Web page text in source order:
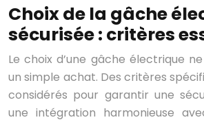
Choix de la gâche
sécurisée : critères
Le choix d’une gâche électrique
un simple achat. Des critères
considérés pour garantir une
une intégration harmonieuse